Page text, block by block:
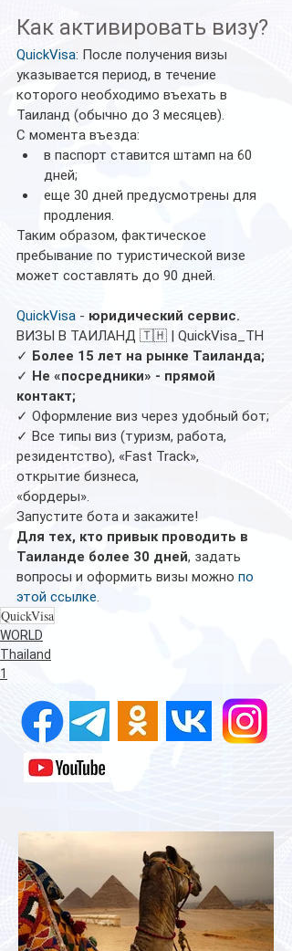
Как активировать визу?
QuickVisa: После получения визы
указывается период, в течение
которого необходимо въехать в
Таиланд (обычно до 3 месяцев).
С момента въезда:
в паспорт ставится штамп на 60
дней;
еще 30 дней предусмотрены для
продления.
Таким образом, фактическое
пребывание по туристической визе
может составлять до 90 дней.
QuickVisa - юридический сервис.
ВИЗЫ В ТАИЛАНД 🇹🇭 | QuickVisa_TH
✓ Более 15 лет на рынке Таиланда;
✓ Не «посредники» - прямой
контакт;
✓ Оформление виз через удобный бот;
✓ Все типы виз (туризм, работа,
резидентство), «Fast Track»,
открытие бизнеса,
«бордеры».
Запустите бота и закажите!
Для тех, кто привык проводить в
Таиланде более 30 дней, задать
вопросы и оформить визы можно по
этой ссылке.
QuickVisa
WORLD
Thailand
1